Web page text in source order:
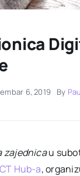
6, 2019 By
zajednicau
Hub-a,